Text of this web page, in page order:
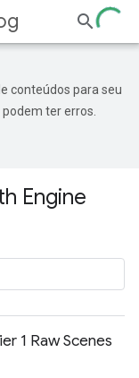
conteúdos para seu
ter erros.
Engine
1 Raw Scenes